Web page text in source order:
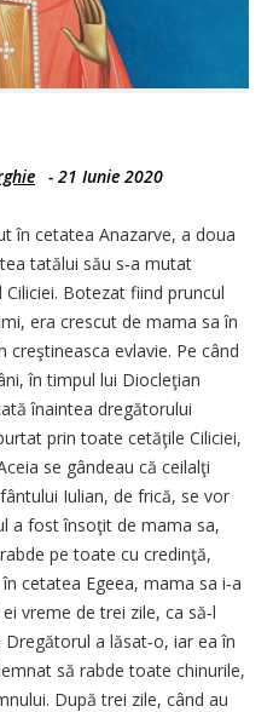
- 21 Iunie 2020
în cetatea Anazarve, a doua
tatălui său s‑a mutat
Botezat fiind pruncul
era crescut de mama sa în
evlavie. Pe când
în timpul lui Diocleţian
înaintea dregătorului
prin toate cetăţile Ciliciei,
se gândeau că ceilalţi
Iulian, de frică, se vor
a fost însoţit de mama sa,
pe toate cu credinţă,
cetatea Egeea, mama sa i‑a
vreme de trei zile, ca să‑l
a lăsat‑o, iar ea în
să rabde toate chinurile,
După trei zile, când au